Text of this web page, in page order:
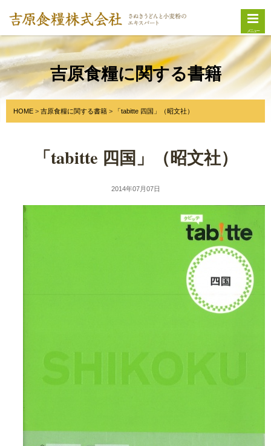
メニュー
吉原食糧に関する書籍
HOME 吉原食糧に関する書籍 「tabitte 四国」（昭文社）
「tabitte 四国」（昭文社）
2014年07月07日